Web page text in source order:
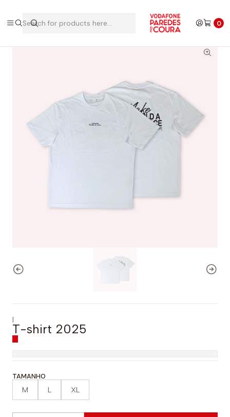
0
|
T-shirt 2025
TAMANHO
M L XL